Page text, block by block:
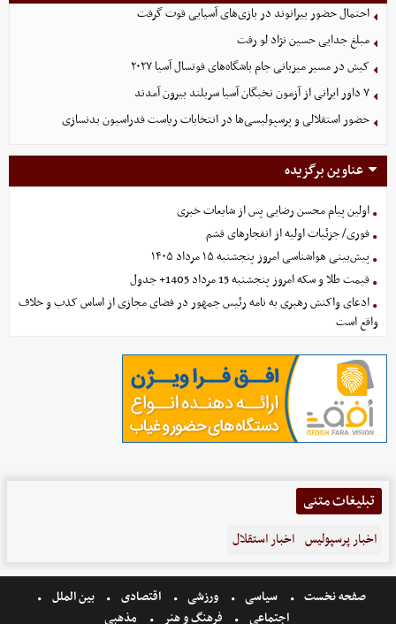
احتمال حضور بیرانوند در بازی‌های آسیایی قوت گرفت
مبلغ جدایی حسین نژاد لو رفت
کیش در مسیر میزبانی جام باشگاه‌های فوتسال آسیا ۲۰۲۷
۷ داور ایرانی از آزمون نخبگان آسیا سربلند بیرون آمدند
حضور استقلالی و پرسپولیسی‌ها در انتخابات ریاست فدراسیون بدنسازی
عناوین برگزیده
اولین پیام محسن رضایی پس از شایعات خبری
فوری/ جزئیات اولیه از انفجارهای قشم
پیش‌بینی هواشناسی امروز پنجشنبه ۱۵ مرداد ۱۴۰۵
قیمت طلا و سکه امروز پنجشنبه 15 مرداد 1405+ جدول
ادعای واکنش رهبری به نامه رئیس جمهور در فضای مجازی از اساس کذب و خلاف
واقع است
تبلیغات متنی
اخبار پرسپولیس اخبار استقلال
صفحه نخست سیاسی ورزشی اقتصادی
بین الملل
اجتماعی
فرهنگ و هنر مذهبی